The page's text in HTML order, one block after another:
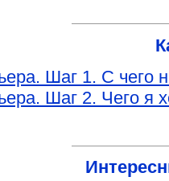
Шаг 1. С чего
Шаг 2. Чего я